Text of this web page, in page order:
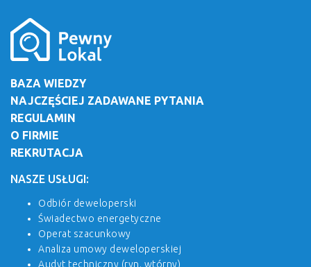
BAZA WIEDZY
NAJCZĘŚCIEJ ZADAWANE PYTANIA
REGULAMIN
O FIRMIE
REKRUTACJA
NASZE USŁUGI:
Odbiór deweloperski
Świadectwo energetyczne
Operat szacunkowy
Analiza umowy deweloperskiej
Audyt techniczny (ryn. wtórny)